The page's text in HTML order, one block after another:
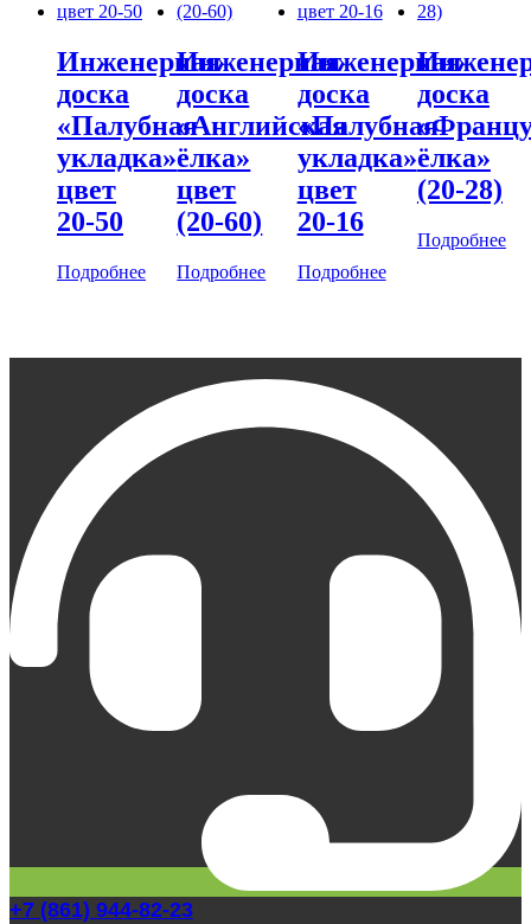
Инженерная
доска
«Палубная
укладка»
цвет
20-50
Подробнее
Инженерная
доска
«Английская
ёлка»
цвет
(20-60)
Подробнее
Инженерная
доска
«Палубная
укладка»
цвет
20-16
Подробнее
доска
ёлка»
(20-28)
Подробнее
+7 (861) 944-82-23